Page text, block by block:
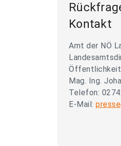
Kontakt
Amt der NÖ
Mag. Ing.
Telefon:
E-Mail: